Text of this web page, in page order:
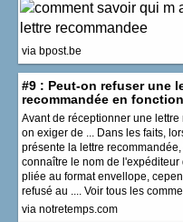
via bpost.be
#9 : Peut-on refuser une
recommandée en
Avant de réceptionner une
on exiger de ... Dans les faits,
présente la lettre
connaître le nom de l'expéditeur
pliée au format envellope,
refusé au .... Voir tous les
via notretemps.com